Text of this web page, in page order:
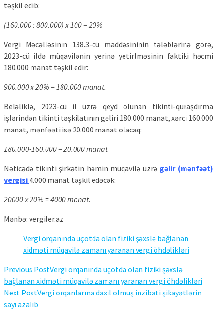
təşkil edib:
(160.000 : 800.000) x 100 = 20%
Vergi Məcəlləsinin 138.3-cü maddəsininin tələblərinə görə,
2023-cü ildə müqavilənin yerinə yetirlməsinin faktiki həcmi
180.000 manat təşkil edir:
900.000 x 20% = 180.000 manat.
Beləliklə, 2023-cü il üzrə qeyd olunan tikinti-quraşdırma
işlərindən tikinti təşkilatının gəliri 180.000 manat, xərci 160.000
manat, mənfəəti isə 20.000 manat olacaq:
180.000-160.000 = 20.000 manat
Nəticədə tikinti şirkətin həmin müqavilə üzrə gəlir (mənfəət)
vergisi 4.000 manat təşkil edəcək:
20000 x 20% = 4000 manat.
Mənbə: vergiler.az
Vergi orqanında uçotda olan fiziki şəxslə bağlanan
xidməti müqavilə zamanı yaranan vergi öhdəlikləri
Previous PostVergi orqanında uçotda olan fiziki şəxslə
bağlanan xidməti müqavilə zamanı yaranan vergi öhdəlikləri
Next PostVergi orqanlarına daxil olmuş inzibati şikayətlərin
sayı azalıb